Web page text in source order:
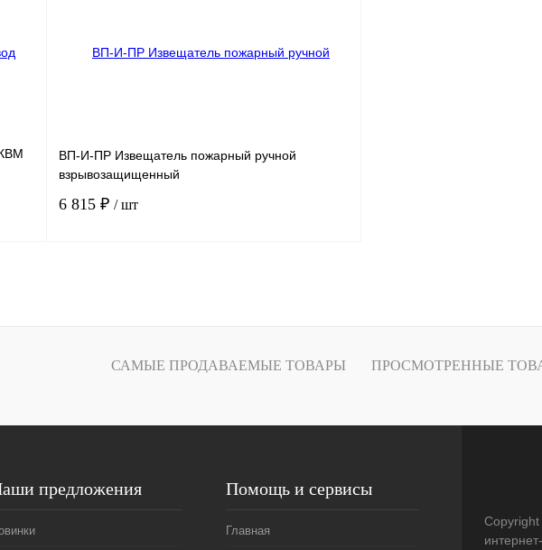
ВП-И-ПР Извещатель пожарный ручной
взрывозащищенный
6 815 ₽ / шт
Купить в 1 клик Сравнение
САМЫЕ ПРОДАВАЕМЫЕ ТОВАРЫ ПРОСМОТРЕННЫЕ
предложения Помощь и сервисы
Главная